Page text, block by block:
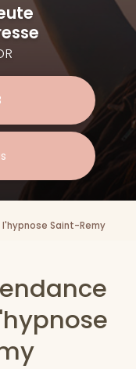
Saint-Remy